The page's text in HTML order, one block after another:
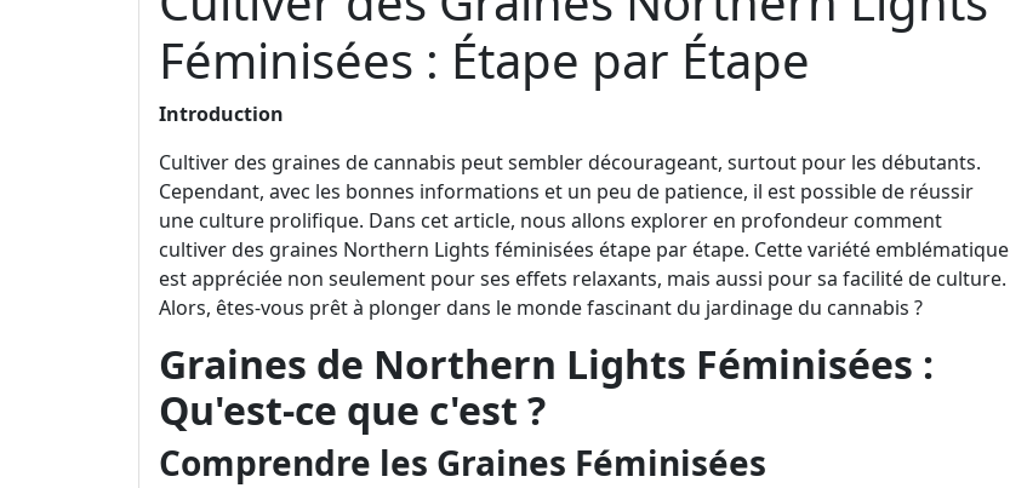
Féminisées : Étape par Étape
Introduction
Cultiver des graines de cannabis peut sembler décourageant, surtout pour les débutants.
Cependant, avec les bonnes informations et un peu de patience, il est possible de réussir
une culture prolifique. Dans cet article, nous allons explorer en profondeur comment
cultiver des graines Northern Lights féminisées étape par étape. Cette variété emblématique
est appréciée non seulement pour ses effets relaxants, mais aussi pour sa facilité de culture.
Alors, êtes-vous prêt à plonger dans le monde fascinant du jardinage du cannabis ?
Graines de Northern Lights Féminisées :
Qu'est-ce que c'est ?
Comprendre les Graines Féminisées